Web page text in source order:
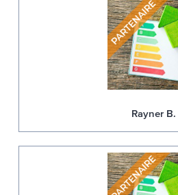
Rayner B.